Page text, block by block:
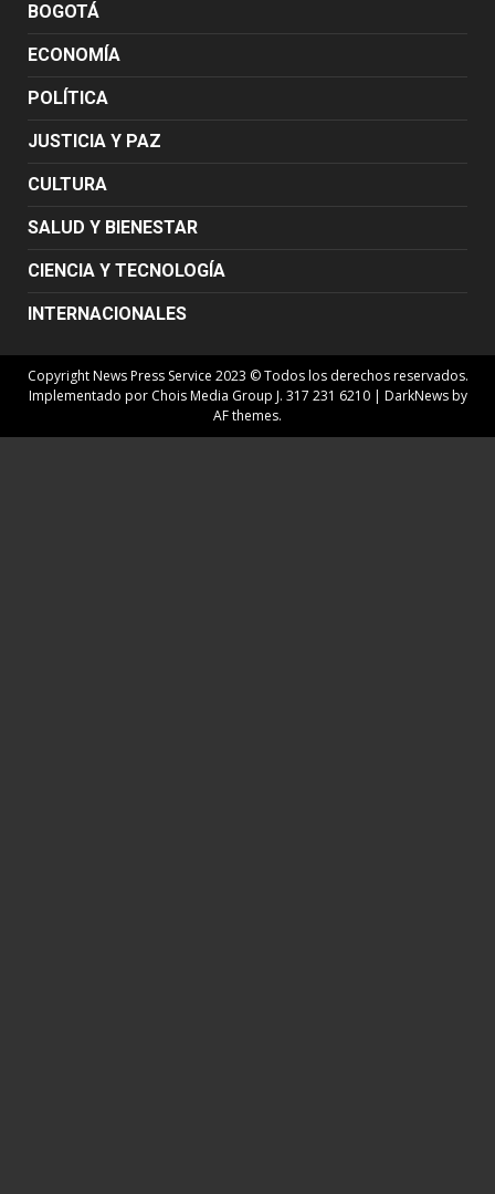
BOGOTÁ
ECONOMÍA
POLÍTICA
JUSTICIA Y PAZ
CULTURA
SALUD Y BIENESTAR
CIENCIA Y TECNOLOGÍA
INTERNACIONALES
Copyright News Press Service 2023 © Todos los derechos reservados.
Implementado por Chois Media Group J. 317 231 6210 | DarkNewsby
AF themes.